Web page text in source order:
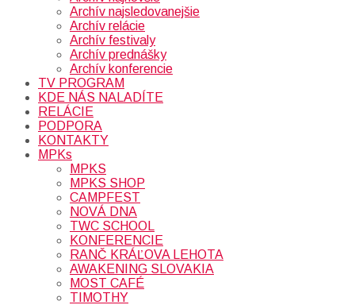
Archív najsledovanejšie
Archív relácie
Archív festivaly
Archív prednášky
Archív konferencie
TV PROGRAM
KDE NÁS NALADÍTE
RELÁCIE
PODPORA
KONTAKTY
MPKs
MPKS
MPKS SHOP
CAMPFEST
NOVÁ DNA
TWC SCHOOL
KONFERENCIE
RANČ KRÁĽOVA LEHOTA
AWAKENING SLOVAKIA
MOST CAFÉ
TIMOTHY